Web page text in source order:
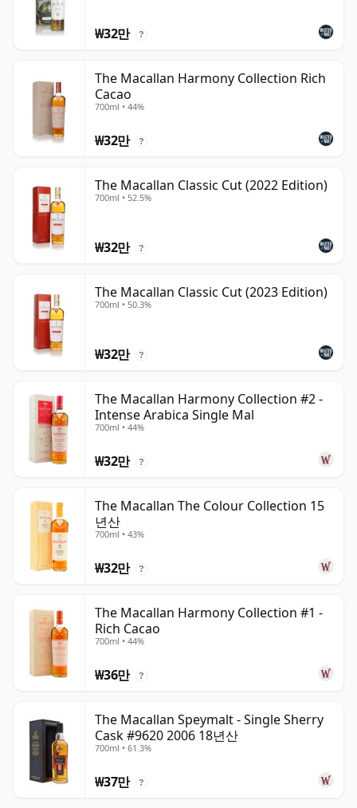
₩32만 ?
The Macallan Harmony Collection Rich
Cacao
700ml • 44%
₩32만 ?
The Macallan Classic Cut (2022 Edition)
700ml • 52.5%
₩32만 ?
The Macallan Classic Cut (2023 Edition)
700ml • 50.3%
₩32만 ?
The Macallan Harmony Collection #2 -
Intense Arabica Single Mal
700ml • 44%
₩32만 ?
The Macallan The Colour Collection 15
년산
700ml • 43%
₩32만 ?
The Macallan Harmony Collection #1 -
Rich Cacao
700ml • 44%
₩36만 ?
The Macallan Speymalt - Single Sherry
Cask #9620 2006 18년산
700ml • 61.3%
₩37만 ?